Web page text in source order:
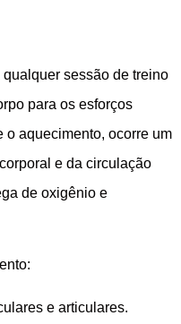
sessão de treino
para os esforços
o aquecimento, ocorre um
e da circulação
de oxigênio e
e articulares.